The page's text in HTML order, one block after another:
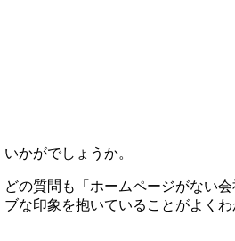
いかがでしょうか。
どの質問も「ホームページがない
ブな印象を抱いていることがよくわ